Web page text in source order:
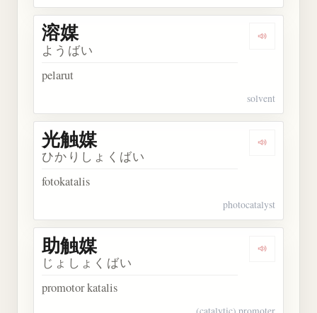
Dengarkan
溶媒
ようばい
pelarut
solvent
Dengarkan
光触媒
ひかりしょくばい
fotokatalis
photocatalyst
Dengarkan
助触媒
じょしょくばい
promotor katalis